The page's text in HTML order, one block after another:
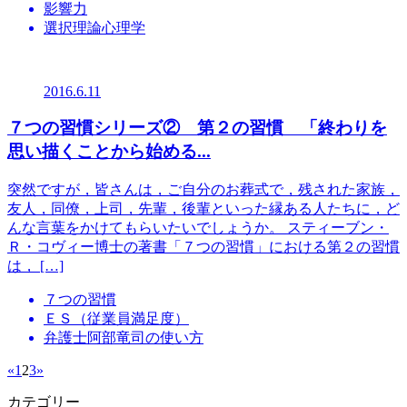
影響力
選択理論心理学
2016.6.11
７つの習慣シリーズ② 第２の習慣 「終わりを
思い描くことから始める...
突然ですが，皆さんは，ご自分のお葬式で，残された家族，
友人，同僚，上司，先輩，後輩といった縁ある人たちに，ど
んな言葉をかけてもらいたいでしょうか。 スティーブン・
Ｒ・コヴィー博士の著書「７つの習慣」における第２の習慣
は， […]
７つの習慣
ＥＳ（従業員満足度）
弁護士阿部竜司の使い方
«1 23»
カテゴリー